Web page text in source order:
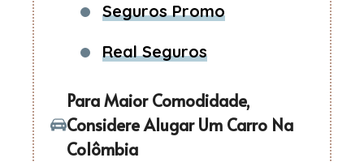
Seguros Promo
Real Seguros
Para Maior Comodidade,
Considere Alugar Um Carro Na
Colômbia